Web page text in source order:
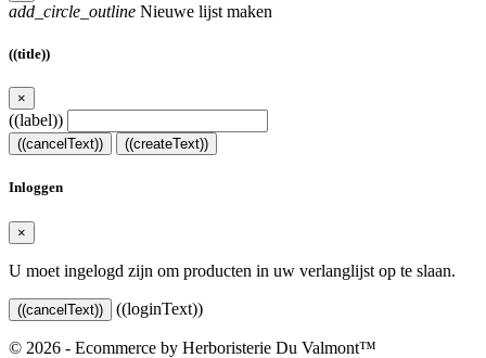
add_circle_outline Nieuwe lijst maken
((title))
×
((label))
((cancelText)) ((createText))
Inloggen
×
U moet ingelogd zijn om producten in uw verlanglijst op te slaan.
((cancelText)) ((loginText))
© 2026 - Ecommerce by Herboristerie Du Valmont™